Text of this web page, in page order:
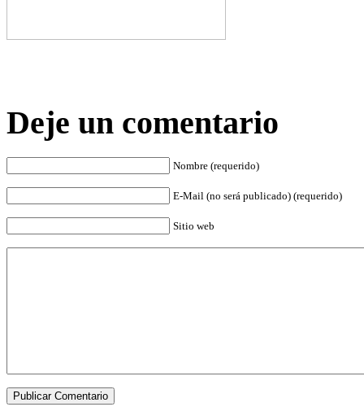
Deje un comentario
Nombre (requerido)
E-Mail (no será publicado) (requerido)
Sitio web